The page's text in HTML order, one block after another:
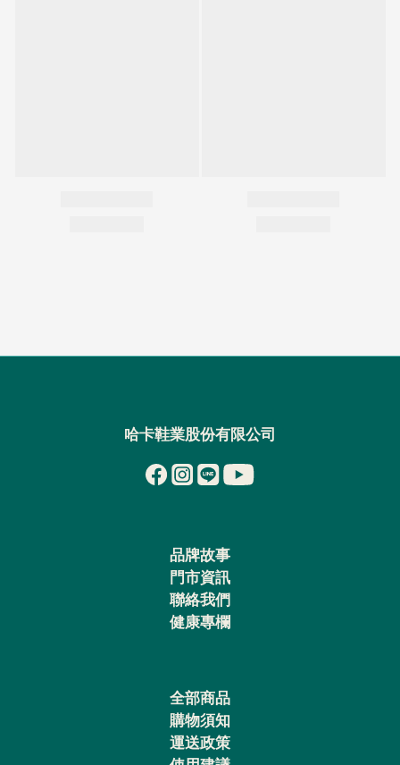
哈卡鞋業股份有限公司
品牌故事
門市資訊
聯絡我們
健康專欄
全部商品
購物須知
運送政策